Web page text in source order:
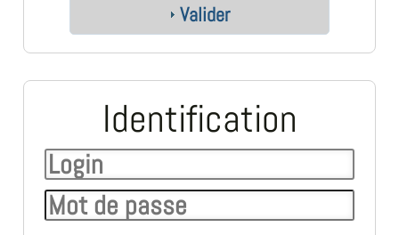
Valider
Identification